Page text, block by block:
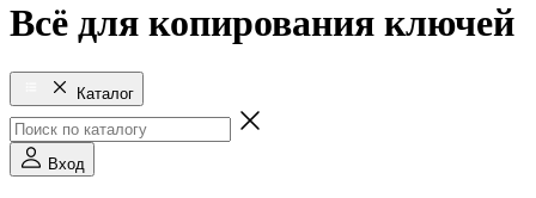
Всё для копирования ключей
Каталог
Вход